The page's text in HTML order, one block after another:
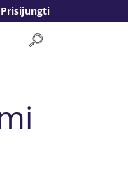
Prisijungti